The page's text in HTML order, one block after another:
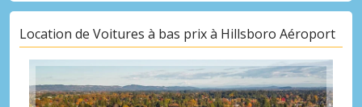
Location de Voitures à bas prix à Hillsboro Aéroport